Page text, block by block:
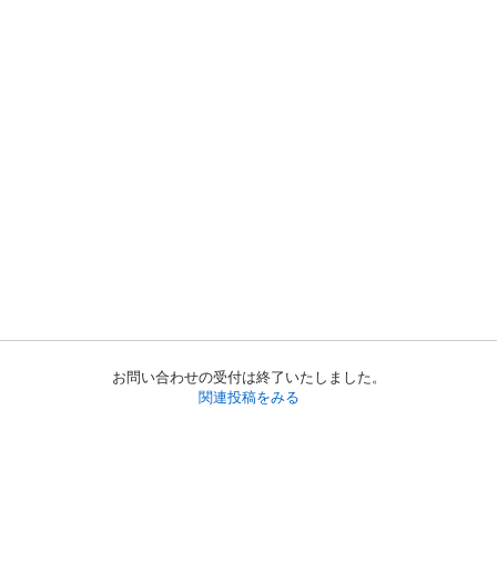
お問い合わせの受付は終了いたしました。
関連投稿をみる